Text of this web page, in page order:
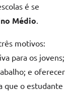
é se
Médio
motivos:
para os jovens;
e oferecer
que o estudante